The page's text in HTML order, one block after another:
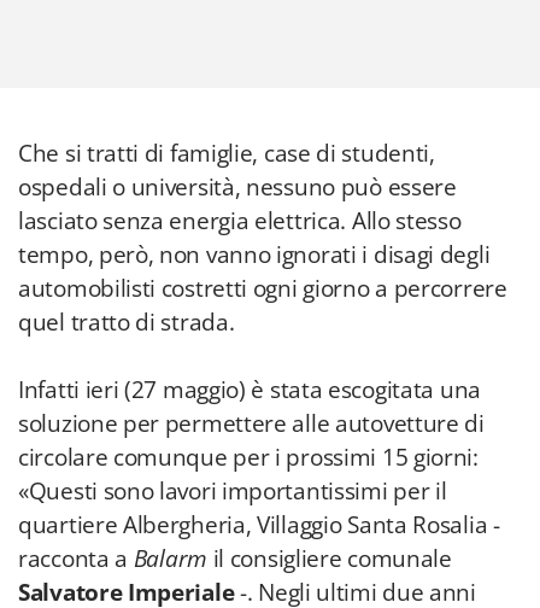
Che si tratti di famiglie, case di studenti,
ospedali o università, nessuno può essere
lasciato senza energia elettrica. Allo stesso
tempo, però, non vanno ignorati i disagi degli
automobilisti costretti ogni giorno a percorrere
quel tratto di strada.
Infatti ieri (27 maggio) è stata escogitata una
soluzione per permettere alle autovetture di
circolare comunque per i prossimi 15 giorni:
«Questi sono lavori importantissimi per il
quartiere Albergheria, Villaggio Santa Rosalia -
racconta a Balarm il consigliere comunale
Salvatore Imperiale-. Negli ultimi due anni